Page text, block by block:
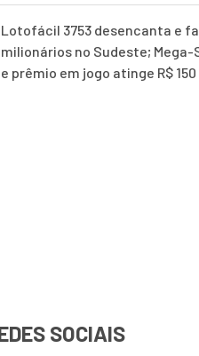
Lotofácil 3753 desencanta e
milionários no Sudeste; Mega-
e prêmio em jogo atinge R$
SOCIAIS